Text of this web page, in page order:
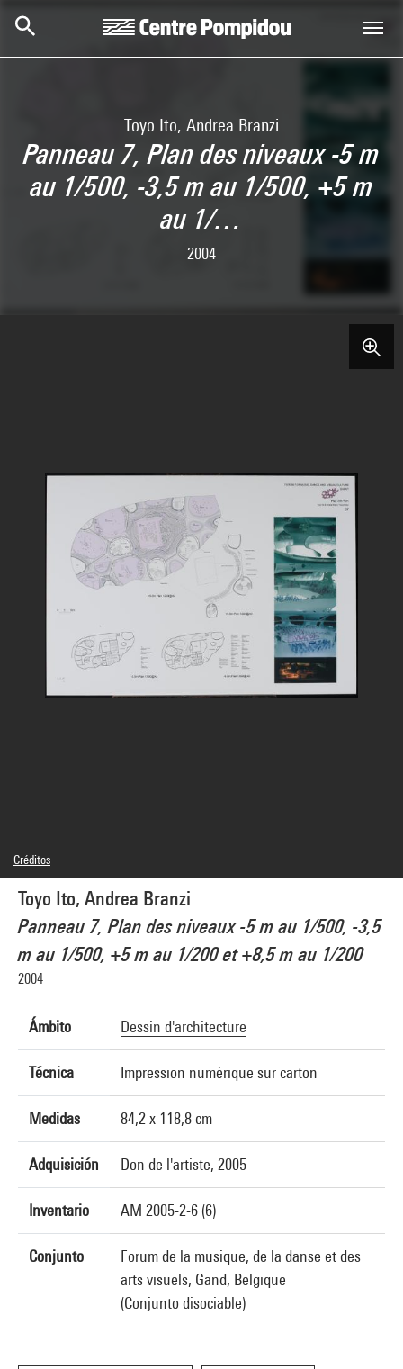
Toyo Ito, Andrea Branzi
Panneau 7, Plan des niveaux -5 m
au 1/500, -3,5 m au 1/500, +5 m
au 1/…
2004
Toyo Ito, Andrea Branzi
Panneau 7, Plan des niveaux -5 m au 1/500, -3,5
m au 1/500, +5 m au 1/200 et +8,5 m au 1/200
2004
Ámbito Dessin d'architecture
Técnica Impression numérique sur carton
Medidas 84,2 x 118,8 cm
Adquisición Don de l'artiste, 2005
Inventario AM 2005-2-6 (6)
Conjunto
Forum de la musique, de la danse et des
arts visuels, Gand, Belgique
(Conjunto disociable)
Créditos
© Toyo Ito, © Adagp, Paris
Créditos fotográficos : Centre Pompidou, MNAM-CCI/Georges Meguerditchian/Dist.
GrandPalaisRmn
Referencia de la imagen : 4N20774
Difusión de la imagen : GrandPalaisRmnPhoto